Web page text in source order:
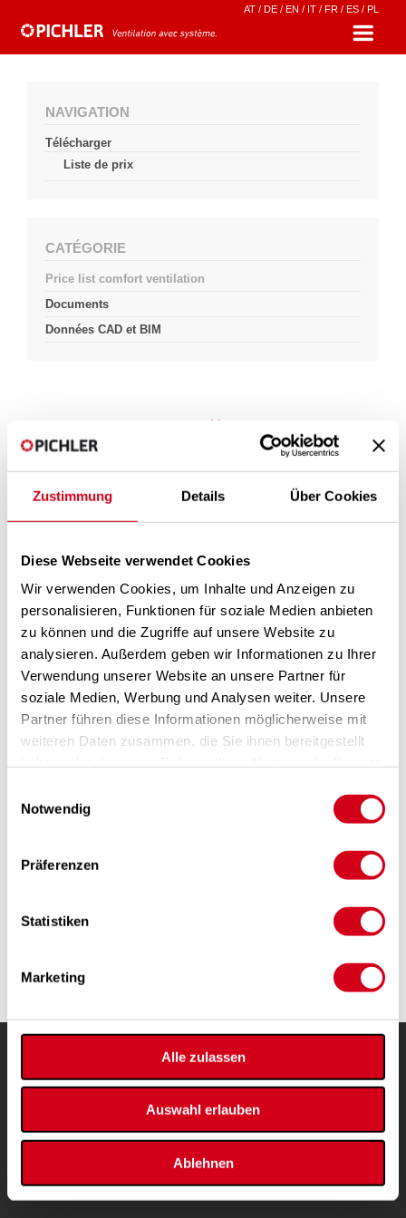
Zustimmung Details Über Cookies
Diese Webseite verwendet Cookies
Wir verwenden Cookies, um Inhalte und Anzeigen zu
personalisieren, Funktionen für soziale Medien anbieten
zu können und die Zugriffe auf unsere Website zu
analysieren. Außerdem geben wir Informationen zu Ihrer
Verwendung unserer Website an unsere Partner für
soziale Medien, Werbung und Analysen weiter. Unsere
Partner führen diese Informationen möglicherweise mit
weiteren Daten zusammen, die Sie ihnen bereitgestellt
Notwendig
Präferenzen
Statistiken
Marketing
Alle zulassen
Auswahl erlauben
Ablehnen
AT / DE / EN / IT / FR / ES / PL
NAVIGATION
Télécharger
Liste de prix
CATÉGORIE
Price list comfort ventilation
Documents
Données CAD et BIM
Téléchargement
Price list comfort ventilation
Le service confort
Service-client
Pièces détachées
Formations
Téléchargement